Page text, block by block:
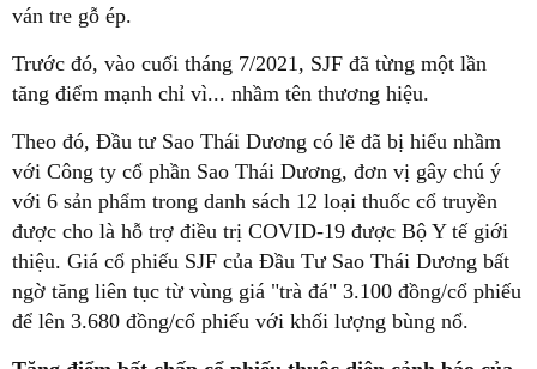
ván tre gỗ ép.
Trước đó, vào cuối tháng 7/2021, SJF đã từng một lần
tăng điểm mạnh chỉ vì... nhầm tên thương hiệu.
Theo đó, Đầu tư Sao Thái Dương có lẽ đã bị hiểu nhầm
với Công ty cổ phần Sao Thái Dương, đơn vị gây chú ý
với 6 sản phẩm trong danh sách 12 loại thuốc cổ truyền
được cho là hỗ trợ điều trị COVID-19 được Bộ Y tế giới
thiệu. Giá cổ phiếu SJF của Đầu Tư Sao Thái Dương bất
ngờ tăng liên tục từ vùng giá "trà đá" 3.100 đồng/cổ phiếu
để lên 3.680 đồng/cổ phiếu với khối lượng bùng nổ.